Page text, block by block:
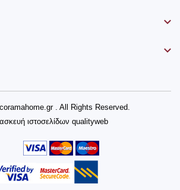
. All Rights Reserved.
ιστοσελίδων qualityweb